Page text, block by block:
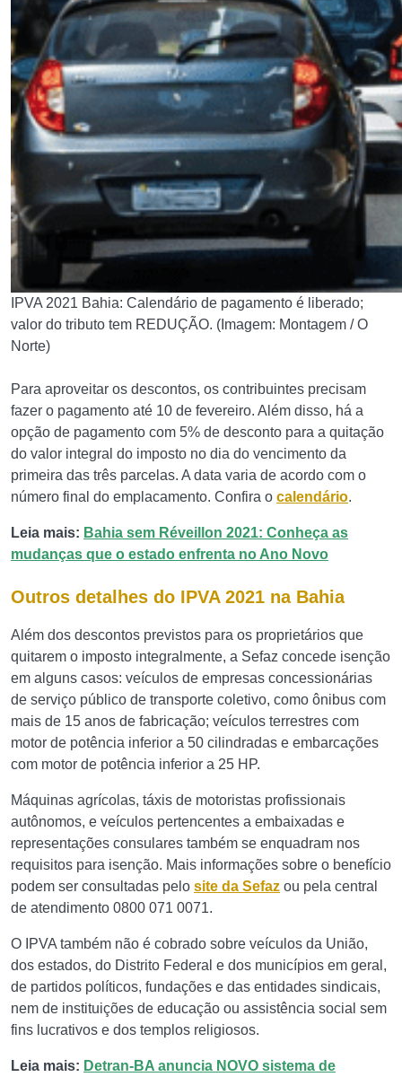
IPVA 2021 Bahia: Calendário de pagamento é liberado;
valor do tributo tem REDUÇÃO. (Imagem: Montagem / O
Norte)
Para aproveitar os descontos, os contribuintes precisam
fazer o pagamento até 10 de fevereiro. Além disso, há a
opção de pagamento com 5% de desconto para a quitação
do valor integral do imposto no dia do vencimento da
primeira das três parcelas. A data varia de acordo com o
número final do emplacamento. Confira o calendário.
Leia mais: Bahia sem Réveillon 2021: Conheça as
mudanças que o estado enfrenta no Ano Novo
Outros detalhes do IPVA 2021 na Bahia
Além dos descontos previstos para os proprietários que
quitarem o imposto integralmente, a Sefaz concede isenção
em alguns casos: veículos de empresas concessionárias
de serviço público de transporte coletivo, como ônibus com
mais de 15 anos de fabricação; veículos terrestres com
motor de potência inferior a 50 cilindradas e embarcações
com motor de potência inferior a 25 HP.
Máquinas agrícolas, táxis de motoristas profissionais
autônomos, e veículos pertencentes a embaixadas e
representações consulares também se enquadram nos
requisitos para isenção. Mais informações sobre o benefício
podem ser consultadas pelo site da Sefaz ou pela central
de atendimento 0800 071 0071.
O IPVA também não é cobrado sobre veículos da União,
dos estados, do Distrito Federal e dos municípios em geral,
de partidos políticos, fundações e das entidades sindicais,
nem de instituições de educação ou assistência social sem
fins lucrativos e dos templos religiosos.
Leia mais: Detran-BA anuncia NOVO sistema de